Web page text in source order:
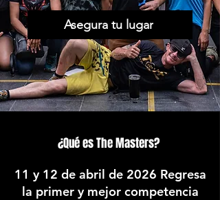
Asegura tu lugar
¿Qué es The Masters?
11 y 12 de abril de 2026 Regresa
la primer y mejor competencia